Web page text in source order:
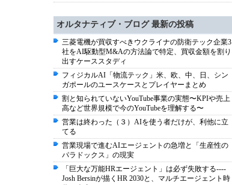
オルタナティブ・ブログ 最新の投稿
三菱電機が買収すべきウクライナの防衛テック企業3
社をAI駆動型M&Aの方法論で特定、買収金額を割り
出すケーススタディ
フィジカルAI「物流テック」米、欧、中、日、シン
ガポールのユースケースとプレイヤーまとめ
割と知られていないYouTube事業の実態〜KPIや売上
高など世界規模で今のYouTubeを理解する〜
営業は終わった（３）AIを使う者だけが、利他に立
てる
営業現場で進むAIエージェントの急増と「生産性の
パラドックス」の現実
「巨大な万能HRエージェント」は必ず失敗する----
Josh Bersinが描くHR 2030と、マルチエージェント時